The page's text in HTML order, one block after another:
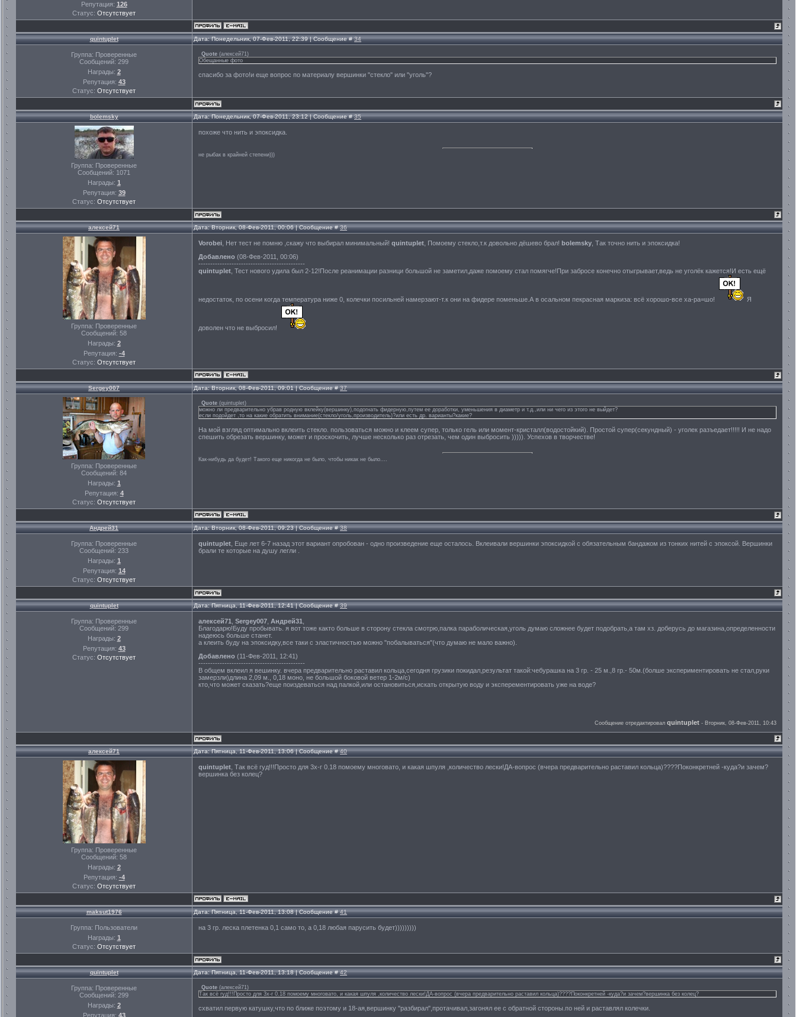
Репутация: 126
Статус: Отсутствует
quintuplet Дата: Понедельник, 07-Фев-2011, 22:39 | Сообщение #34
Группа: Проверенные
Сообщений: 299
Награды: 2
Репутация: 43
Статус: Отсутствует
Quote (алексей71)
Обещанные фото
спасибо за фото!и еще вопрос по материалу вершинки "стекло" или "уголь"?
bolemsky Дата: Понедельник, 07-Фев-2011, 23:12 | Сообщение #35
Группа: Проверенные
Сообщений: 1071
Награды: 1
Репутация: 39
Статус: Отсутствует
похоже что нить и эпоксидка.
не рыбак в крайней степени)))
алексей71 Дата: Вторник, 08-Фев-2011, 00:06 | Сообщение #36
Группа: Проверенные
Сообщений: 58
Награды: 2
Репутация: -4
Статус: Отсутствует
Vorobei , Нет тест не помню ,скажу что выбирал минимальный! quintuplet , Помоему стекло,т.к довольно дёшево брал! bolemsky , Так точно нить и эпоксидка!
Добавлено (08-Фев-2011, 00:06)
---------------------------------------------
quintuplet , Тест нового удила был 2-12!После реанимации разници большой не заметил,даже помоему стал помягче!При забросе конечно отыгрывает,ведь не уголёк кажется!И есть ещё
недостаток, по осени когда температура ниже 0, колечки посильней намерзают-т.к они на фидере поменьше.А в осальном пекрасная маркиза: всё хорошо-все ха-ра=шо! Я
доволен что не выбросил!
Sergey007 Дата: Вторник, 08-Фев-2011, 09:01 | Сообщение #37
Группа: Проверенные
Сообщений: 84
Награды: 1
Репутация: 4
Статус: Отсутствует
Quote (quintuplet)
можно ли предварительно убрав родную вклейку(вершинку),подогнать фидерную,путем ее доработки, уменьшения в диаметр и т.д.,или ни чего из этого не выйдет?
если подойдет ,то на какие обратить внимание(стекло/уголь,производитель)?или есть др. варианты?какие?
На мой взгляд оптимально вклеить стекло. пользоваться можно и клеем супер, только гель или момент-кристалл(водостойкий). Простой супер(секундный) - уголек разъедает!!!!! И не надо
спешить обрезать вершинку, может и проскочить, лучше несколько раз отрезать, чем один выбросить ))))). Успехов в творчестве!
Как-нибудь да будет! Такого еще никогда не было, чтобы никак не было....
Андрей31 Дата: Вторник, 08-Фев-2011, 09:23 | Сообщение #38
Группа: Проверенные
Сообщений: 233
Награды: 1
Репутация: 14
Статус: Отсутствует
quintuplet , Еще лет 6-7 назад этот вариант опробован - одно произведение еще осталось. Вклеивали вершинки эпоксидкой с обязательным бандажом из тонких нитей с эпоксой. Вершинки
брали те которые на душу легли .
quintuplet Дата: Пятница, 11-Фев-2011, 12:41 | Сообщение #39
Группа: Проверенные
Сообщений: 299
Награды: 2
Репутация: 43
Статус: Отсутствует
алексей71 Sergey007 Андрей31
Благодарю!Буду пробывать. я вот тоже както больше в сторону стекла смотрю,палка параболическая,уголь думаю сложнее будет подобрать,а там хз. доберусь до магазина,определенности
надеюсь больше станет.
а клеить буду на эпоксидку,все таки с эластичностью можно "побалываться"(что думаю не мало важно).
Добавлено (11-Фев-2011, 12:41)
---------------------------------------------
В общем вклеил я вешинку. вчера предварительно раставил кольца,сегодня грузики покидал,результат такой:чебурашка на 3 гр. - 25 м.,8 гр.- 50м.(болше экспериментировать не стал,руки
замерзли)длина 2,09 м., 0,18 моно, не большой боковой ветер 1-2м/с)
кто,что может сказать?еще поиздеваться над палкой,или остановиться,искать открытую воду и эксперементировать уже на воде?
Сообщение отредактировал quintuplet - Вторник, 08-Фев-2011, 10:43
алексей71 Дата: Пятница, 11-Фев-2011, 13:06 | Сообщение #40
Группа: Проверенные
Сообщений: 58
Награды: 2
Репутация: -4
Статус: Отсутствует
quintuplet , Так всё гуд!!!Просто для 3х-г 0.18 помоему многовато, и какая шпуля ,количество лески!ДА-вопрос (вчера предварительно раставил кольца)????Поконкретней -куда?и зачем?
вершинка без колец?
maksut1976 Дата: Пятница, 11-Фев-2011, 13:08 | Сообщение #41
Группа: Пользователи
Награды: 1
Статус: Отсутствует
на 3 гр. леска плетенка 0,1 само то, а 0,18 любая парусить будет)))))))))
quintuplet Дата: Пятница, 11-Фев-2011, 13:18 | Сообщение #42
Группа: Проверенные
Сообщений: 299
Награды: 2
Репутация: 43
Quote (алексей71)
Так всё гуд!!!Просто для 3х-г 0.18 помоему многовато, и какая шпуля ,количество лески!ДА-вопрос (вчера предварительно раставил кольца)????Поконкретней -куда?и зачем?вершинка без колец?
схватил первую катушку,что по ближе поэтому и 18-ая,вершинку "разбирал",протачивал,загонял ее с обратной стороны.по ней и раставлял колечки.